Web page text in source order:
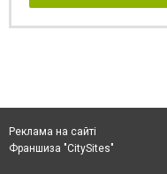
Реклама на сайті
Франшиза "CitySites"